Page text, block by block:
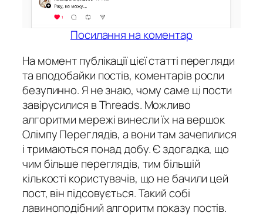
Посилання на коментар
На момент публікації цієї статті перегляди
та вподобайки постів, коментарів росли
безупинно. Я не знаю, чому саме ці пости
завірусилися в Threads. Можливо
алгоритми мережі винесли їх на вершок
Олімпу Переглядів, а вони там зачепилися
і тримаються понад добу. Є здогадка, що
чим більше переглядів, тим більшій
кількості користувачів, що не бачили цей
пост, він підсовується. Такий собі
лавиноподібний алгоритм показу постів.